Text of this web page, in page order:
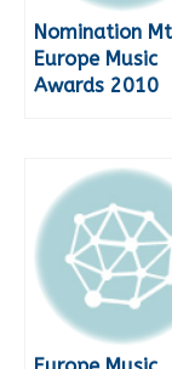
Nomination
Europe Music
Awards 2010